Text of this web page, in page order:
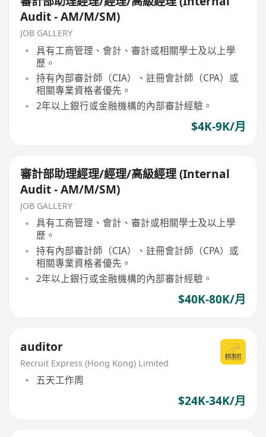
Audit - AM/M/SM)
JOB GALLERY
具有工商管理、會計、審計或相關學士及以上學
歷。
持有內部審計師（CIA）、註冊會計師（CPA）或
相關專業資格者優先。
2年以上銀行或金融機構的內部審計經驗。
$4K-9K/月
審計部助理經理/經理/高級經理 (Internal
Audit - AM/M/SM)
JOB GALLERY
具有工商管理、會計、審計或相關學士及以上學
歷。
持有內部審計師（CIA）、註冊會計師（CPA）或
相關專業資格者優先。
2年以上銀行或金融機構的內部審計經驗。
$40K-80K/月
auditor
Recruit Express (Hong Kong) Limited
五天工作周
$24K-34K/月